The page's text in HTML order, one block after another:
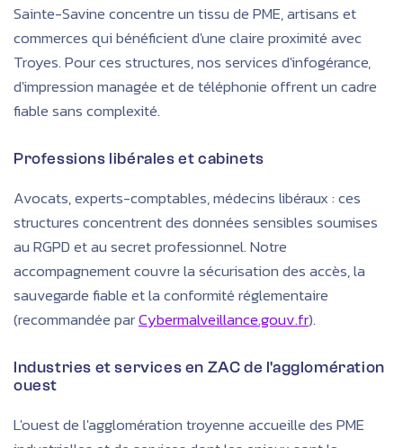
Sainte-Savine concentre un tissu de PME, artisans et
commerces qui bénéficient d'une claire proximité avec
Troyes. Pour ces structures, nos services d'infogérance,
d'impression managée et de téléphonie offrent un cadre
fiable sans complexité.
Professions libérales et cabinets
Avocats, experts-comptables, médecins libéraux : ces
structures concentrent des données sensibles soumises
au RGPD et au secret professionnel. Notre
accompagnement couvre la sécurisation des accès, la
sauvegarde fiable et la conformité réglementaire
(recommandée parCybermalveillance.gouv.fr).
Industries et services en ZAC de l'agglomération
ouest
L'ouest de l'agglomération troyenne accueille des PME